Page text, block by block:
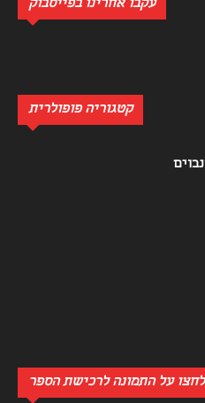
עקבו אחרינו בפייסבוק
קטגוריה פופולרית
לחצו על התמונה לרכישת הספר